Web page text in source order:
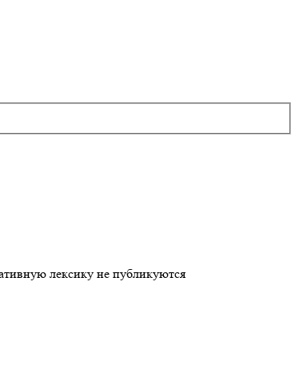
лексику не публикуются